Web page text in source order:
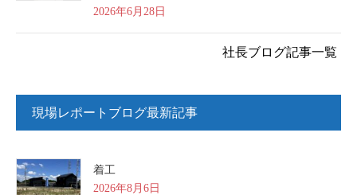
2026年6月28日
社長ブログ記事一覧
現場レポートブログ最新記事
着工
2026年8月6日